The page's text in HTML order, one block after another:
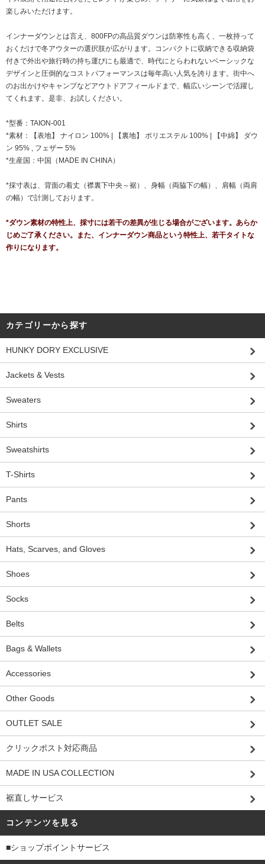
楽しみいただけます。
インナーダウンとは言え、800FPの高品質ダウンは防寒性も高く、一枚持って
おくだけで冬アウターの選択肢が広がります。コンパクトに収納できる収納袋
付きで外出や旅行時の持ち運びにも最適で、時代にとらわれないベーシックな
デザインと圧倒的なコストパフォーマンスは毎年高い人気を誇ります。街中へ
のお出かけやキャンプなどアウトドアフィールドまで、幅広いシーンで活躍し
てくれます。是非、お試しください。
*型番：TAION-001
*素材：【表地】 ナイロン 100% | 【裏地】 ポリエステル 100% | 【中綿】 ダウ
ン 95% , フェザー 5%
*生産国：中国（MADE IN CHINA）
*採寸表は、背面の着丈（襟裏下中央～裾）、身幅（両脇下の幅）、肩幅（両肩
の幅）で計測しております。
*ダウン素材の特性上、採寸には若干の差異が生じる場合がございます。あらか
じめご了承ください。また、インナーダウン商品という特性上、若干タイトな
作りになります。
カテゴリーから探す
HUNKY DORY EXCLUSIVE
Jackets & Vests
Sweaters
Shirts
Sweatshirts
T-Shirts
Pants
Shorts
Hats, Scarves, and Gloves
Shoes
Socks
Belts
Bags & Wallets
Accessories
Other Goods
OUTLET SALE
クリックポスト対応商品
MADE IN USA COLLECTION
裾直しサービス
コンテンツを見る
■ショップポイントサービス